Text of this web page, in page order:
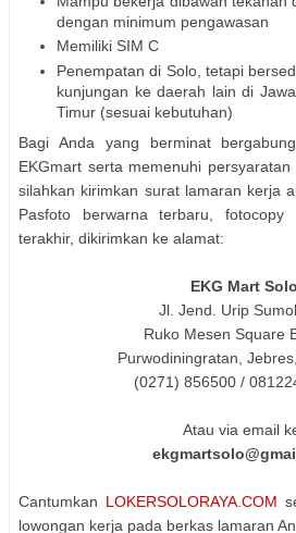
dengan minimum pengawasan
Memiliki SIM C
Penempatan di Solo, tetapi
kunjungan ke daerah lain di
Timur (sesuai kebutuhan)
Bagi Anda yang berminat
EKGmart serta memenuhi
silahkan kirimkan surat lamaran kerja
Pasfoto berwarna terbaru,
terakhir, dikirimkan ke alamat:
EKG Mart Solo
Jl. Jend. Urip
Ruko Mesen Square
Purwodiningratan,
(0271) 856500 /
Atau via email
Cantumkan LOKERSOLORAYA.COM
lowongan kerja pada berkas lamaran